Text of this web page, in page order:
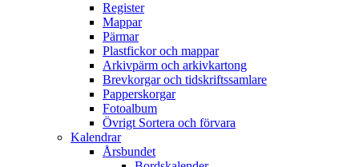
Register
Mappar
Pärmar
Plastfickor och mappar
Arkivpärm och arkivkartong
Brevkorgar och tidskriftssamlare
Papperskorgar
Fotoalbum
Övrigt Sortera och förvara
Kalendrar
Årsbundet